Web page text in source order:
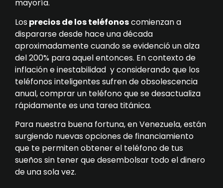
mayoría.
Los precios de los teléfonoscomienzan a
dispararse desde hace una década
aproximadamente cuando se evidenció un alza
del 200% para aquel entonces. En contexto de
inflación e inestabilidad y considerando que los
teléfonos inteligentes sufren de obsolescencia
anual, comprar un teléfono que se desactualiza
rápidamente es una tarea titánica.
Para nuestra buena fortuna, en Venezuela, están
surgiendo nuevas opciones de financiamiento
que te permiten obtener el teléfono de tus
sueños sin tener que desembolsar todo el dinero
de una sola vez.